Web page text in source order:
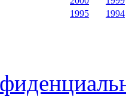
1995
1994